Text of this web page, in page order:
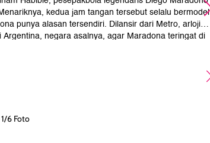
kedua jam tangan tersebut selalu bermodel
punya alasan tersendiri. Dilansir dari Metro, arloji
negara asalnya, agar Maradona teringat di
1/6 Foto